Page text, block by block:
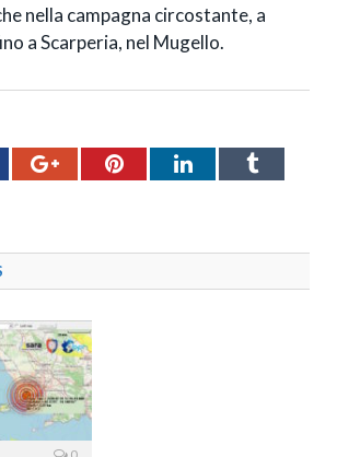
nella campagna circostante, a
a Scarperia, nel Mugello.
Google+PinterestLinkedInTumblr